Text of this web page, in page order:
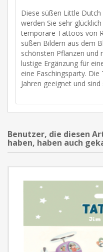
Diese süßen Little
werden Sie sehr
temporäre Tattoos von
süßen Bildern aus dem
schönsten Pflanzen und
lustige Ergänzung für
eine Faschingsparty.
Jahren geeignet und
Benutzer, die diesen
haben, haben auch